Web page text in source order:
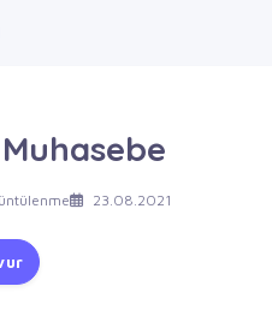
23.08.2021